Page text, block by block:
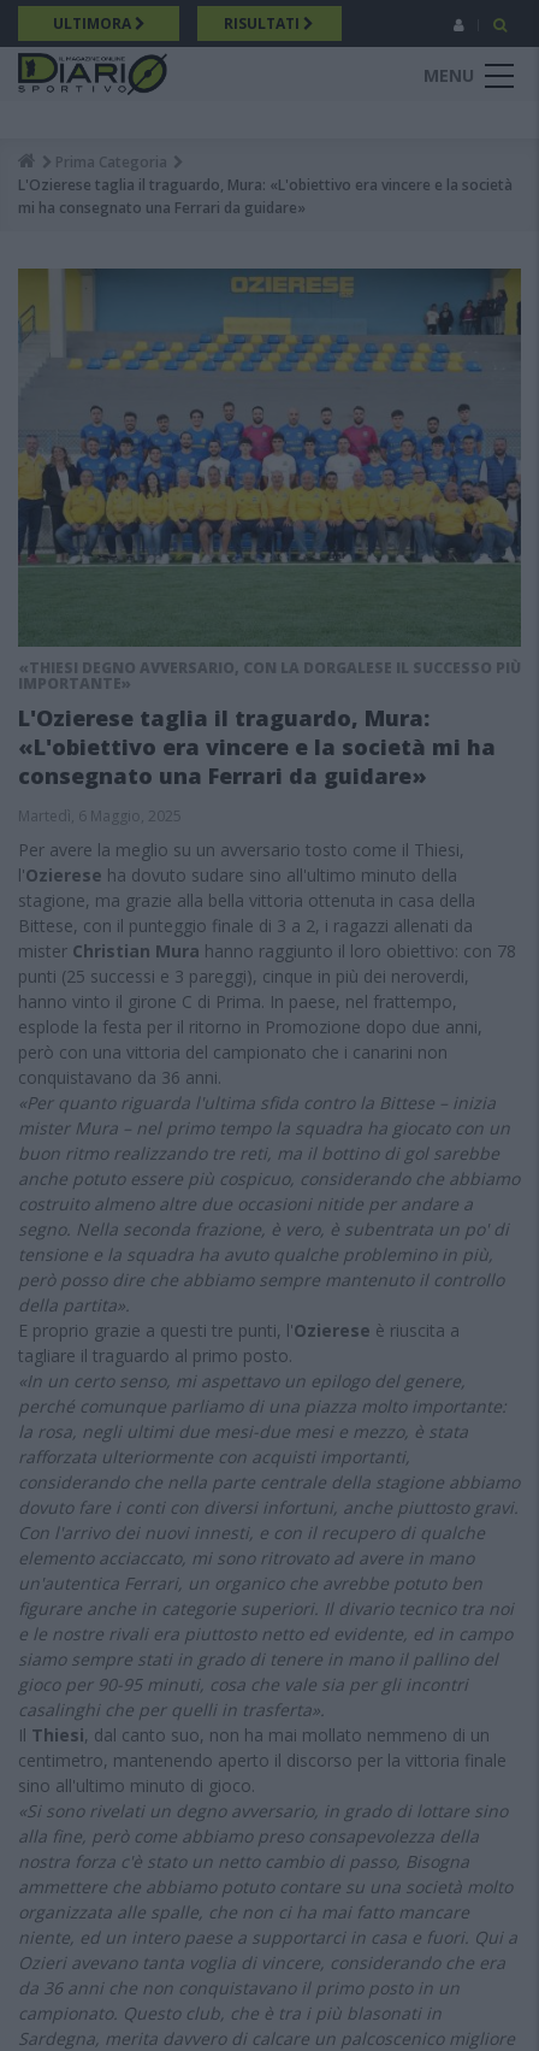
Salta
al
contenuto
principale
ULTIMORA RISULTATI
MENU
Breadcrumb
Prima Categoria
L'Ozierese taglia il traguardo, Mura: «L'obiettivo era vincere e la società
mi ha consegnato una Ferrari da guidare»
«THIESI DEGNO AVVERSARIO, CON LA DORGALESE IL SUCCESSO PIÙ
IMPORTANTE»
L'Ozierese taglia il traguardo, Mura:
«L'obiettivo era vincere e la società mi ha
consegnato una Ferrari da guidare»
Martedì, 6 Maggio, 2025
Per avere la meglio su un avversario tosto come il Thiesi,
l'Ozierese ha dovuto sudare sino all'ultimo minuto della
stagione, ma grazie alla bella vittoria ottenuta in casa della
Bittese, con il punteggio finale di 3 a 2, i ragazzi allenati da
mister Christian Mura hanno raggiunto il loro obiettivo: con 78
punti (25 successi e 3 pareggi), cinque in più dei neroverdi,
hanno vinto il girone C di Prima. In paese, nel frattempo,
esplode la festa per il ritorno in Promozione dopo due anni,
però con una vittoria del campionato che i canarini non
conquistavano da 36 anni.
«Per quanto riguarda l'ultima sfida contro la Bittese – inizia
mister Mura – nel primo tempo la squadra ha giocato con un
buon ritmo realizzando tre reti, ma il bottino di gol sarebbe
anche potuto essere più cospicuo, considerando che abbiamo
costruito almeno altre due occasioni nitide per andare a
segno. Nella seconda frazione, è vero, è subentrata un po' di
tensione e la squadra ha avuto qualche problemino in più,
però posso dire che abbiamo sempre mantenuto il controllo
della partita».
E proprio grazie a questi tre punti, l'Ozierese è riuscita a
tagliare il traguardo al primo posto.
«In un certo senso, mi aspettavo un epilogo del genere,
perché comunque parliamo di una piazza molto importante:
la rosa, negli ultimi due mesi-due mesi e mezzo, è stata
rafforzata ulteriormente con acquisti importanti,
considerando che nella parte centrale della stagione abbiamo
dovuto fare i conti con diversi infortuni, anche piuttosto gravi.
Con l'arrivo dei nuovi innesti, e con il recupero di qualche
elemento acciaccato, mi sono ritrovato ad avere in mano
un'autentica Ferrari, un organico che avrebbe potuto ben
figurare anche in categorie superiori. Il divario tecnico tra noi
e le nostre rivali era piuttosto netto ed evidente, ed in campo
siamo sempre stati in grado di tenere in mano il pallino del
gioco per 90-95 minuti, cosa che vale sia per gli incontri
casalinghi che per quelli in trasferta».
Il Thiesi, dal canto suo, non ha mai mollato nemmeno di un
centimetro, mantenendo aperto il discorso per la vittoria finale
sino all'ultimo minuto di gioco.
«Si sono rivelati un degno avversario, in grado di lottare sino
alla fine, però come abbiamo preso consapevolezza della
nostra forza c'è stato un netto cambio di passo, Bisogna
ammettere che abbiamo potuto contare su una società molto
organizzata alle spalle, che non ci ha mai fatto mancare
niente, ed un intero paese a supportarci in casa e fuori. Qui a
Ozieri avevano tanta voglia di vincere, considerando che era
da 36 anni che non conquistavano il primo posto in un
campionato. Questo club, che è tra i più blasonati in
Sardegna, merita davvero di calcare un palcoscenico migliore